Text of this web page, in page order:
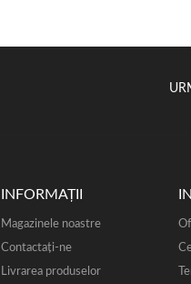
INFORMAŢII
Magazinele noastre
Contactați-ne
Livrarea produselor